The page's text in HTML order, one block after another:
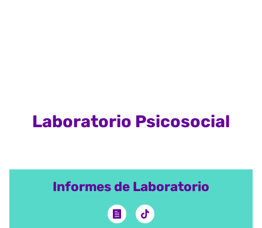
Laboratorio Psicosocial
Informes de Laboratorio